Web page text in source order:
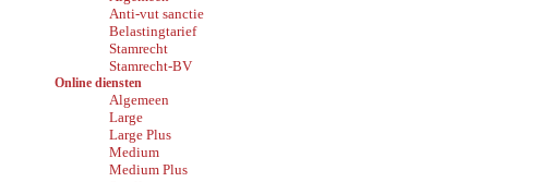
Anti-vut sanctie
Belastingtarief
Stamrecht
Stamrecht-BV
Online diensten
Algemeen
Large
Large Plus
Medium
Medium Plus